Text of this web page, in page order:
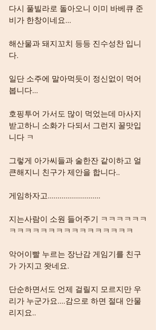
다시 풀빌라로 돌아오니 이미 바베큐 준
비가 한창이네요...
해산물과 돼지꼬치 등등 진수성찬 입니
다.
일단 소주에 말아먹듯이 정신없이 먹어
봅니다...
호핑투어 가서도 많이 먹었는데 마사지
받고하니 소화가 다되서 그런지 꿀맛입
니다 ㅋ
그렇게 아가씨들과 술한잔 같이하고 얼
큰해지니 친구가 제안을 합니다..
게임하자고...........................
지는사람이 소원 들어주기 ㅋㅋㅋㅋㅋㅋ
ㅋㅋㅋㅋㅋㅋㅋㅋㅋㅋㅋㅋㅋㅋㅋㅋ
악어이빨 누르는 장난감 게임기를 친구
가 가지고 왓네요.
단순하면서도 언제 걸릴지 모르지만 우
리가 누군가요....감으로 하면 절대 안물
리지요..